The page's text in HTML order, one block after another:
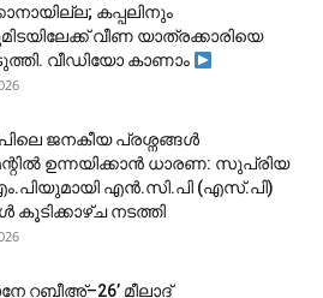
കപ്പലിനും
വീണ യാത്രക്കാരിയെ
വീഡിയോ കാണാം
ജനകീയ പ്രശ്നങ്ങൾ
ഉന്നയിക്കാൻ ധാരണ: സുപ്രിയ
എൻ.സി.പി (എസ്.പി)
കൂടിക്കാഴ്ച നടത്തി
റബീഅ്–26’ മീലാദ്